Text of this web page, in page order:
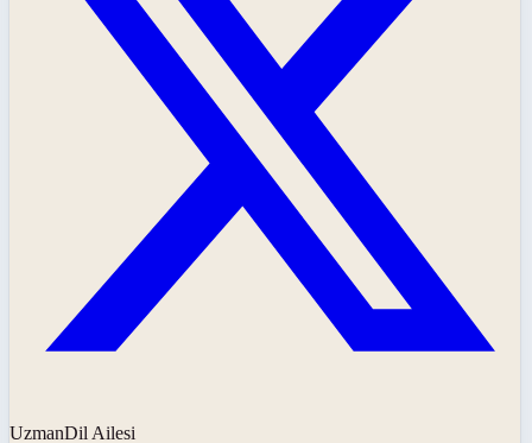
UzmanDil Ailesi